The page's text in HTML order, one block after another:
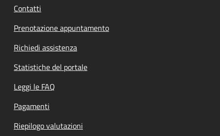
Contatti
Prenotazione appuntamento
Richiedi assistenza
Statistiche del portale
Leggi le FAQ
Pagamenti
Riepilogo valutazioni